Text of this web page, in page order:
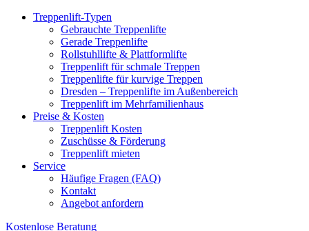
Treppenlift-Typen
Gebrauchte Treppenlifte
Gerade Treppenlifte
Rollstuhllifte & Plattformlifte
Treppenlift für schmale Treppen
Treppenlifte für kurvige Treppen
Dresden – Treppenlifte im Außenbereich
Treppenlift im Mehrfamilienhaus
Preise & Kosten
Treppenlift Kosten
Zuschüsse & Förderung
Treppenlift mieten
Service
Häufige Fragen (FAQ)
Kontakt
Angebot anfordern
Kostenlose Beratung